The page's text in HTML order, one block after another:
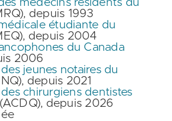
médecins résidents du
depuis 1993
étudiante du
depuis 2004
du Canada
2006
jeunes notaires du
depuis 2021
chirurgiens dentistes
(ACDQ), depuis 2026